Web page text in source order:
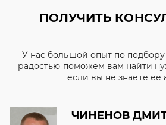
ПОЛУЧИТЬ
У нас большой опыт по подбору
радостью поможем вам найти
если вы не знаете ее
ЧИНЕНОВ